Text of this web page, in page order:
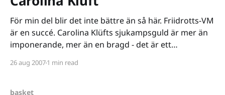
För min del blir det inte bättre än så här. Friidrotts-VM
är en succé. Carolina Klüfts sjukampsguld är mer än
imponerande, mer än en bragd - det är ett
1988 ligger på ouppnåliga 7291 poäng, och vi vet
26 aug 20071 min read
basket